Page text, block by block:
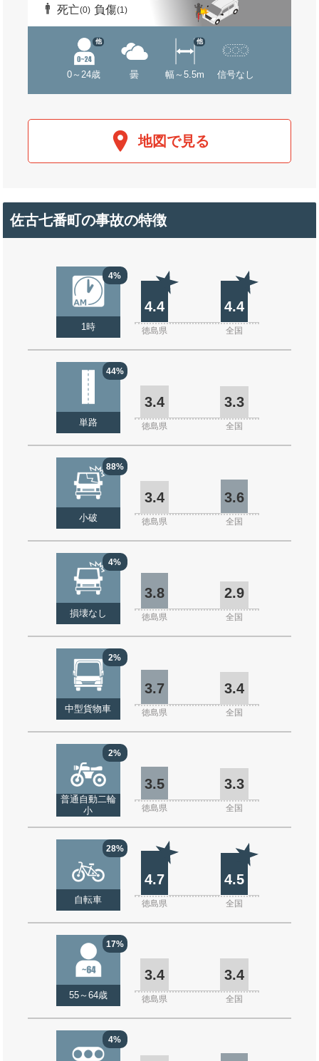
死亡(0) 負傷(1)
0～24歳
他
曇 幅～5.5m
他
信号なし
地図で見る
佐古七番町の事故の特徴
4%
1時
4.4 4.4
徳島県 全国
44%
単路
3.4 3.3
徳島県 全国
88%
小破
3.4 3.6
徳島県 全国
4%
損壊なし
3.8 2.9
徳島県 全国
2%
中型貨物車
3.7 3.4
徳島県 全国
2%
普通自動二輪
小
3.5 3.3
徳島県 全国
28%
自転車
4.7 4.5
徳島県 全国
17%
55～64歳
3.4 3.4
徳島県 全国
4%